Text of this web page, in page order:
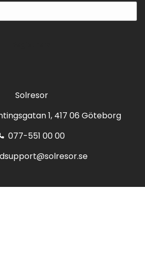
Solresor
1, 417 06 Göteborg
077-551 00 00